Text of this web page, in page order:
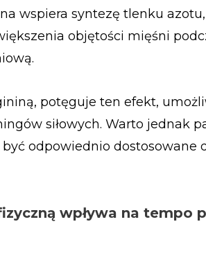
wspiera syntezę tlenku
objętości mięśni
potęguje ten efekt,
siłowych. Warto jednak
odpowiednio dostosowane
wpływa na tempo